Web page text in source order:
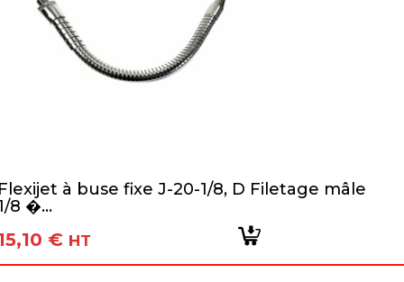
à buse fixe J-20-1/8, D Filetage mâle
8 �...
€ HT